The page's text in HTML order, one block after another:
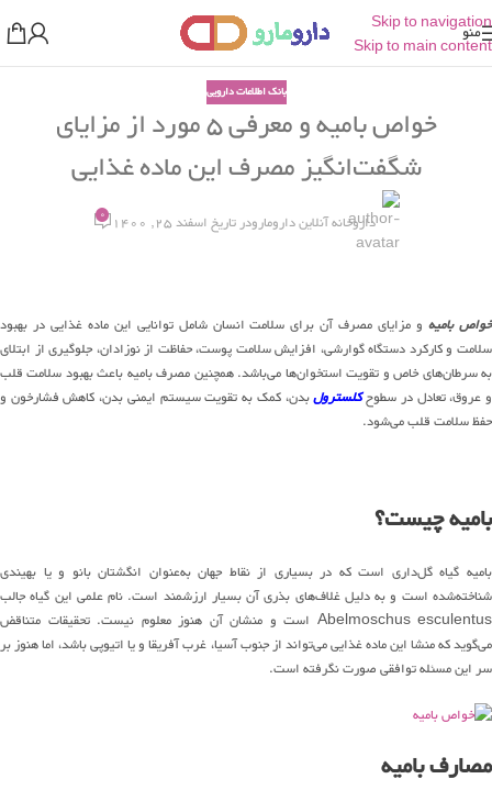
Skip to navigation
Skip to main content
منو
بانک اطلاعات دارویی
خواص بامیه و معرفی ۵ مورد از مزایای
شگفت‌انگیز مصرف این ماده غذایی
داروخانه آنلاین دارومارودر تاریخ اسفند 25, 1400 0
خواص بامیهو مزایای مصرف آن برای سلامت انسان شامل توانایی این ماده غذایی در بهبود
سلامت و کارکرد دستگاه گوارشی، افزایش سلامت پوست، حفاظت از نوزادان، جلوگیری از ابتلای
به سرطان‌های خاص و تقویت استخوان‌ها می‌باشد. همچنین مصرف بامیه باعث بهبود سلامت قلب
و عروق، تعادل در سطوحکلسترولبدن، کمک به تقویت سیستم ایمنی بدن، کاهش فشارخون و
حفظ سلامت قلب می‌شود.
بامیه چیست؟
بامیه گیاه گل‌داری است که در بسیاری از نقاط جهان به‌عنوان انگشتان بانو و یا بهیندی
شناخته‌شده است و به دلیل غلاف‌های بذری آن بسیار ارزشمند است. نام علمی این گیاه جالب
Abelmoschus esculentus است و منشان آن هنوز معلوم نیست. تحقیقات متناقض
می‌گوید که منشا این ماده غذایی می‌تواند از جنوب آسیا، غرب آفریقا و یا اتیوپی باشد، اما هنوز بر
سر این مسئله توافقی صورت نگرفته است.
مصارف بامیه